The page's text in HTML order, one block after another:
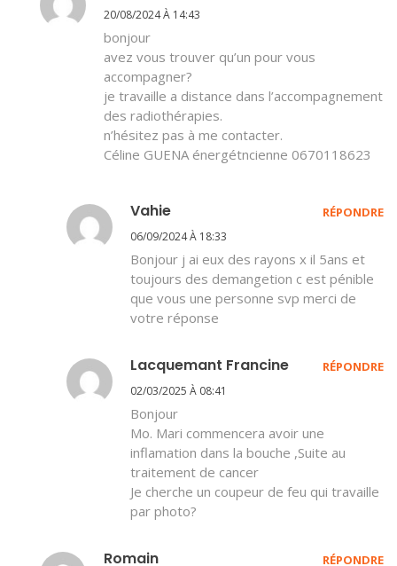
20/08/2024 À 14:43
bonjour
avez vous trouver qu’un pour vous
accompagner?
je travaille a distance dans l’accompagnement
des radiothérapies.
n’hésitez pas à me contacter.
Céline GUENA énergétncienne 0670118623
Vahie
06/09/2024 À 18:33
Bonjour j ai eux des rayons x il 5ans et
toujours des demangetion c est pénible
que vous une personne svp merci de
votre réponse
RÉPONDRE
Lacquemant Francine
02/03/2025 À 08:41
Bonjour
Mo. Mari commencera avoir une
inflamation dans la bouche ,Suite au
traitement de cancer
Je cherche un coupeur de feu qui travaille
par photo?
RÉPONDRE
Romain RÉPONDRE